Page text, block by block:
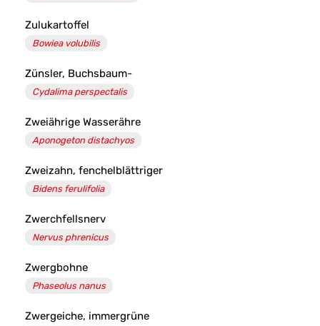
Zulukartoffel
Bowiea volubilis
Zünsler, Buchsbaum-
Cydalima perspectalis
Zweiährige Wasserähre
Aponogeton distachyos
Zweizahn, fenchelblättriger
Bidens ferulifolia
Zwerchfellsnerv
Nervus phrenicus
Zwergbohne
Phaseolus nanus
Zwergeiche, immergrüne